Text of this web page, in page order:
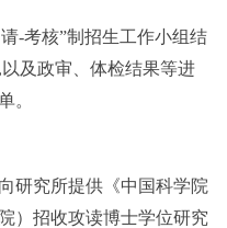
-考核”制招生工作小组结
及政审、体检结果等进
。
研究所提供《中国科学院
）招收攻读博士学位研究